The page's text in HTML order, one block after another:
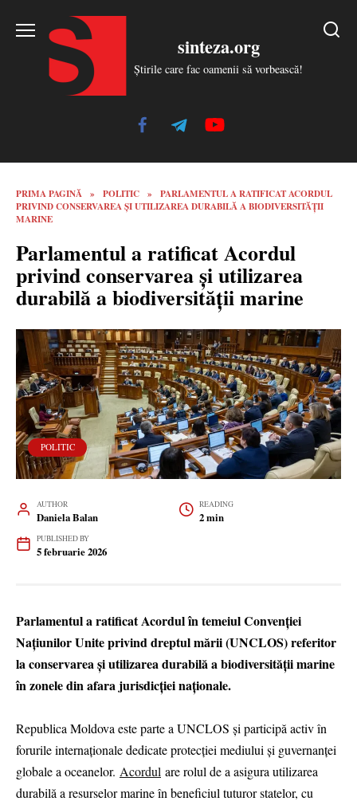
sinteza.org
Știrile care fac oamenii să vorbească!
PRIMA PAGINĂ » POLITIC »
PARLAMENTUL A RATIFICAT ACORDUL
PRIVIND CONSERVAREA ȘI UTILIZAREA DURABILĂ A BIODIVERSITĂȚII
MARINE
Parlamentul a ratificat Acordul
privind conservarea și utilizarea
durabilă a biodiversității marine
POLITIC
AUTHOR
Daniela Balan
READING
2 min
PUBLISHED BY
5 februarie 2026
Parlamentul a ratificat Acordul în temeiul Convenției
Națiunilor Unite privind dreptul mării (UNCLOS) referitor
la conservarea și utilizarea durabilă a biodiversității marine
în zonele din afara jurisdicției naționale.
Republica Moldova este parte a UNCLOS și participă activ în
forurile internaționale dedicate protecției mediului și guvernanței
globale a oceanelor. Acordul are rolul de a asigura utilizarea
durabilă a resurselor marine în beneficiul tuturor statelor, cu